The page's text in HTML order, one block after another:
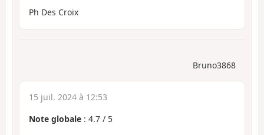
Ph Des Croix
Bruno3868
15 juil. 2024 à 12:53
Note globale : 4.7 / 5